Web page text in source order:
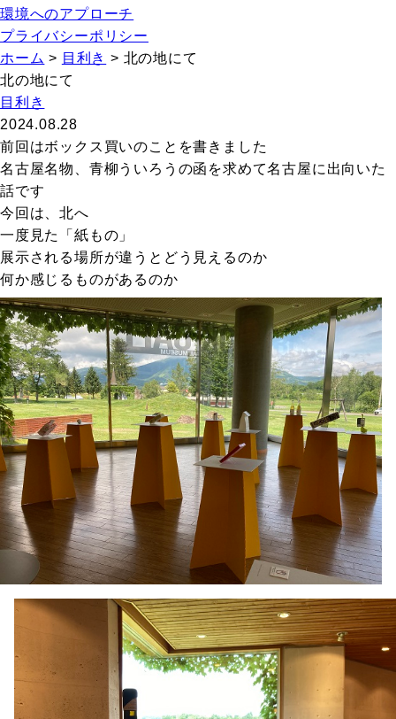
環境へのアプローチ
プライバシーポリシー
ホーム > 目利き > 北の地にて
北の地にて
目利き
2024.08.28
前回はボックス買いのことを書きました
名古屋名物、青柳ういろうの函を求めて名古屋に出向いた
話です
今回は、北へ
一度見た「紙もの」
展示される場所が違うとどう見えるのか
何か感じるものがあるのか